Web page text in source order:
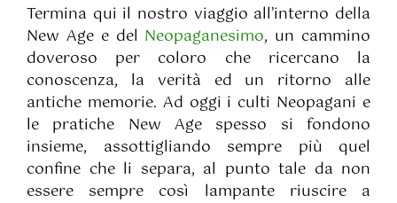
Termina qui il nostro viaggio all’interno della
New Age e del Neopaganesimo, un cammino
doveroso per coloro che ricercano la
conoscenza, la verità ed un ritorno alle
antiche memorie. Ad oggi i culti Neopagani e
le pratiche New Age spesso si fondono
insieme, assottigliando sempre più quel
confine che li separa, al punto tale da non
essere sempre così lampante riuscire a